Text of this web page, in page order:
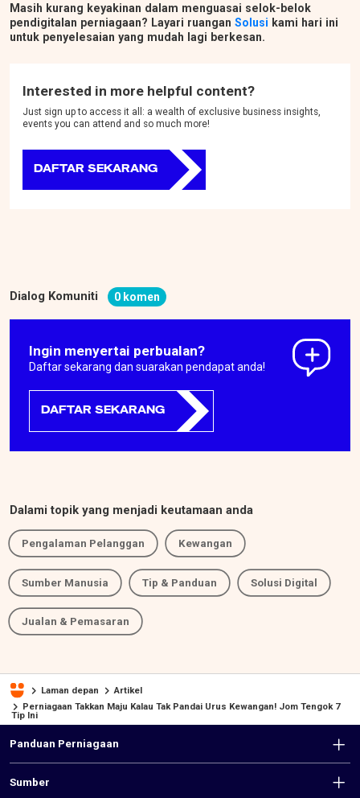
Masih kurang keyakinan dalam menguasai selok-belok
pendigitalan perniagaan? Layari ruangan Solusi kami hari ini
untuk penyelesaian yang mudah lagi berkesan.
Interested in more helpful content?
Just sign up to access it all: a wealth of exclusive business insights,
events you can attend and so much more!
DAFTAR SEKARANG
Dialog Komuniti 0 komen
Ingin menyertai perbualan?
Daftar sekarang dan suarakan pendapat anda!
DAFTAR SEKARANG
Dalami topik yang menjadi keutamaan anda
Pengalaman Pelanggan Kewangan
Sumber Manusia Tip & Panduan Solusi Digital
Jualan & Pemasaran
Laman depan
Artikel
Perniagaan Takkan Maju Kalau Tak Pandai Urus Kewangan! Jom Tengok 7
Tip Ini
F
o
Panduan Perniagaan
Sumber